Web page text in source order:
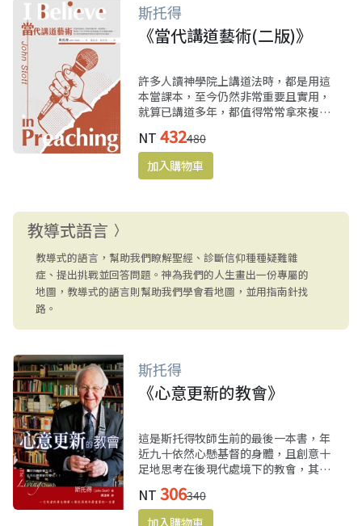
斯托得
《當代講道藝術(二版)》
許多人讀神學院上講道法時，都是用這
本當課本，至今仍然非常重要且實用，
就算已講道多年，都值得常常拿來複
NT 432480
教導式語言
教導式的語言，幫助我們瞭解聖經、診斷信仰種種疑難雜
症、提出挑戰並回答問題。神為我們的人生畫出一份專屬的
地圖，教導式的語言則幫助我們學會看地圖，並用指南針找
路。
斯托得
《心意更新的教會》
這是斯托得牧師生前的最後一本書，年
近九十依然心懸基督的身體，且創意十
足地思考在後現代處境下的教會，其本
質及宣教策略；請看看縱橫全世界教會
七十年的斯托得牧師，會如何既保守又
激進地回應後現代思潮。
NT 306340